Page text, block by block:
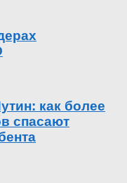
как более
спасают